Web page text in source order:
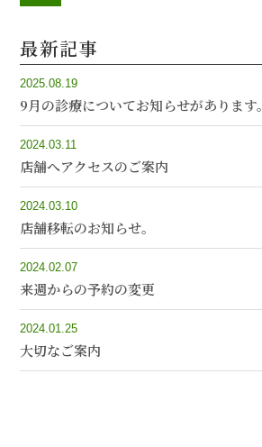
最新記事
2025.08.19
9月の診療についてお知らせがあります。
2024.03.11
店舗へアクセスのご案内
2024.03.10
店舗移転のお知らせ。
2024.02.07
来週からの予約の変更
2024.01.25
大切なご案内